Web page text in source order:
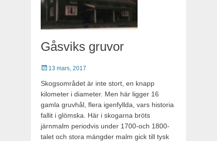
Gåsviks gruvor
Publicerat
13 mars, 2017
Skogsområdet är inte stort, en knapp
kilometer i diameter. Men här ligger 16
gamla gruvhål, flera igenfyllda, vars historia
fallit i glömska. Här i skogarna bröts
järnmalm periodvis under 1700-och 1800-
talet och stora mängder malm gick till tysk